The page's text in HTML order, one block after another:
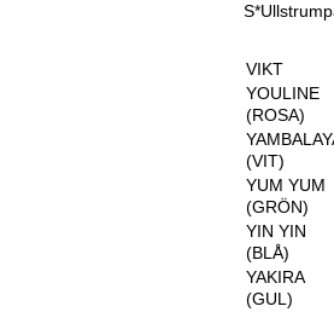
VIKT
YOULINE
(ROSA)
(VIT)
YUM YUM
(GRÖN)
YIN YIN
(BLÅ)
YAKIRA
(GUL)